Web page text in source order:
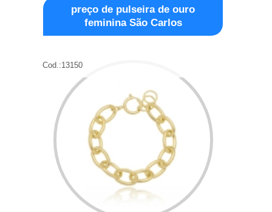
preço de pulseira de ouro
feminina São Carlos
Cod.:13150